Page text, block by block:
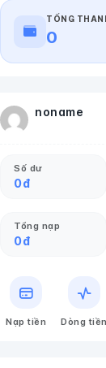
TỔNG
0
noname
Số dư
0đ
Tổng nạp
0đ
Nạp tiền Dòng tiền